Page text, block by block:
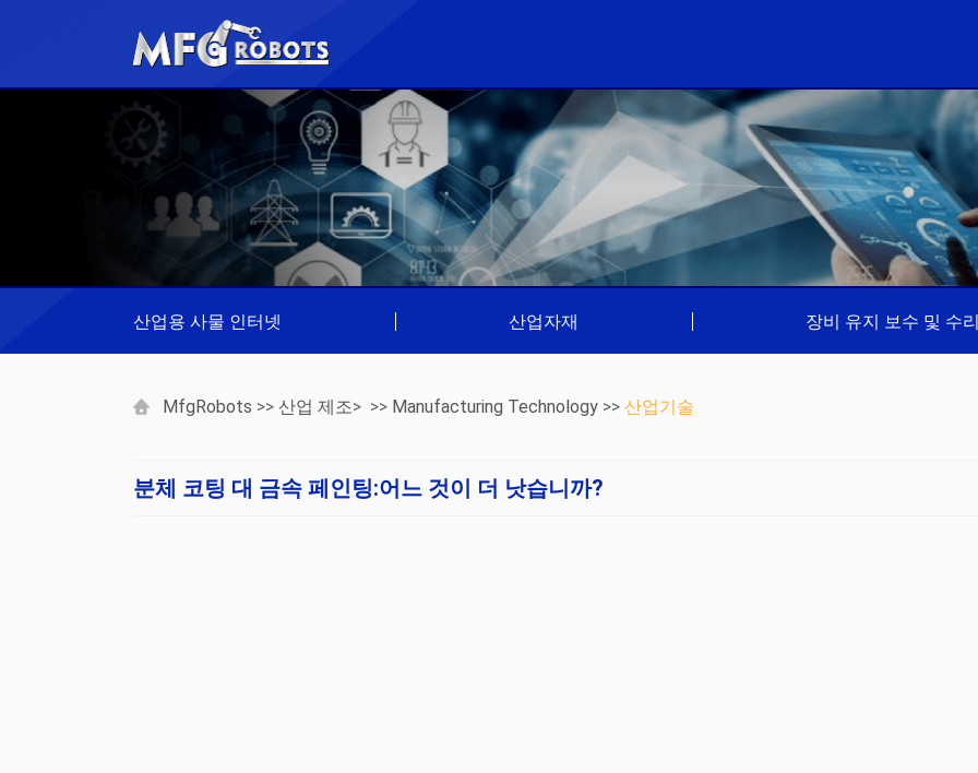
산업용 사물 인터넷 산업자재 장비 유지 보수 및 수
MfgRobots >> 산업 제조> >> Manufacturing Technology >> 산업기술
분체 코팅 대 금속 페인팅:어느 것이 더 낫습니까?